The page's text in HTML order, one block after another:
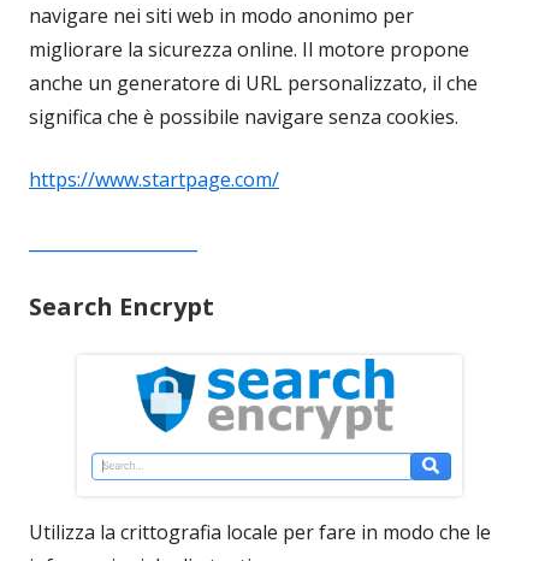
navigare nei siti web in modo anonimo per
migliorare la sicurezza online. Il motore propone
anche un generatore di URL personalizzato, il che
significa che è possibile navigare senza cookies.
https://www.startpage.com/
Search Encrypt
Utilizza la crittografia locale per fare in modo che le